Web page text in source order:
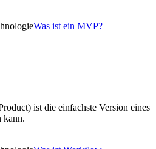
Was ist ein MVP?
ist die einfachste Version eines
kann.